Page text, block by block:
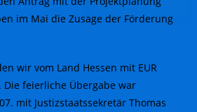
im Mai die Zusage der Förderung
wir vom Land Hessen mit EUR
Die feierliche Übergabe war
mit Justizstaatssekretär Thomas